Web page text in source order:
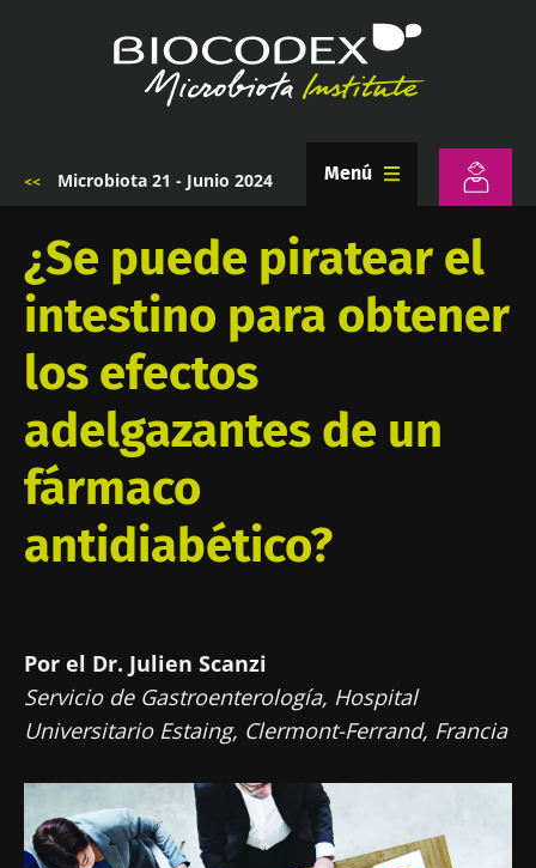
ayuda
a
la
navegación
Microbiota 21 - Junio 2024 Menú
¿Se puede piratear el
intestino para obtener
los efectos
adelgazantes de un
fármaco
antidiabético?
Por el Dr. Julien Scanzi
Servicio de Gastroenterología, Hospital
Universitario Estaing, Clermont-Ferrand, Francia